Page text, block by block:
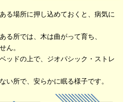
る場所に押し込めておくと、病気に
る所では、木は曲がって育ち、
ん。
ッドの上で、ジオパシック・ストレ
い所で、安らかに眠る様子です。